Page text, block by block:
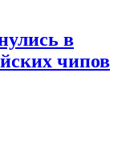
в
чипов